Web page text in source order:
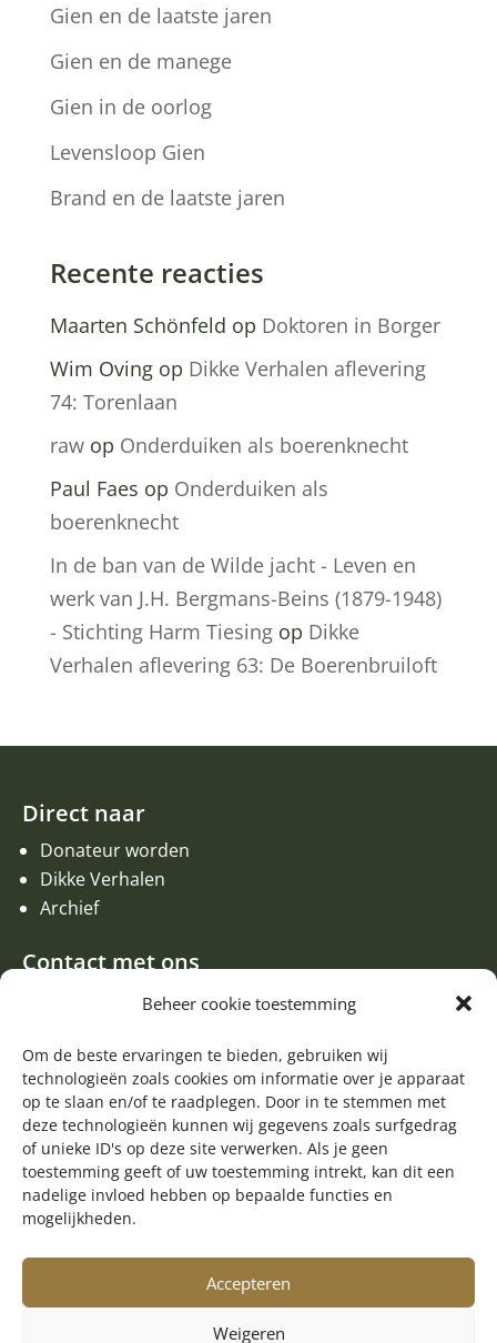
Beheer cookie toestemming
Om de beste ervaringen te bieden, gebruiken wij
technologieën zoals cookies om informatie over je apparaat
op te slaan en/of te raadplegen. Door in te stemmen met
deze technologieën kunnen wij gegevens zoals surfgedrag
of unieke ID's op deze site verwerken. Als je geen
toestemming geeft of uw toestemming intrekt, kan dit een
nadelige invloed hebben op bepaalde functies en
mogelijkheden.
Accepteren
Weigeren
Gien en de laatste jaren
Gien en de manege
Gien in de oorlog
Levensloop Gien
Brand en de laatste jaren
Recente reacties
Maarten Schönfeld op Doktoren in Borger
Wim Ovingop Dikke Verhalen aflevering
74: Torenlaan
rawop Onderduiken als boerenknecht
Paul Faes op Onderduiken als
boerenknecht
In de ban van de Wilde jacht - Leven en
werk van J.H. Bergmans-Beins (1879-1948)
- Stichting Harm Tiesingop Dikke
Verhalen aflevering 63: De Boerenbruiloft
Direct naar
Donateur worden
Dikke Verhalen
Archief
Contact met ons
Een aanvraag of oproep plaatsen
Contact met de redactie van de Zwerfsteen
Algemene informatie
 Volg ons op Facebook